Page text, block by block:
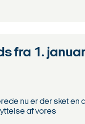
fra 1.
nu er der sket en
af vores